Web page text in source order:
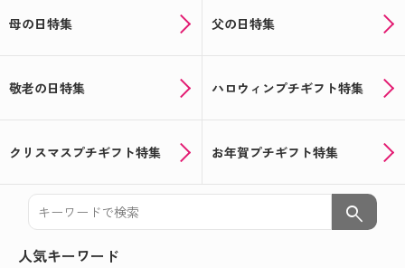
母の日特集 父の日特集
敬老の日特集 ハロウィンプチギフト特集
クリスマスプチギフト特集 お年賀プチギフト特集
search
人気キーワード